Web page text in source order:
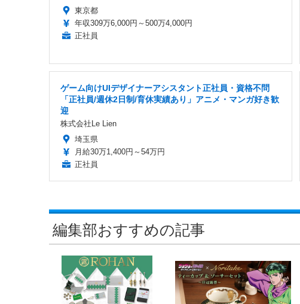
東京都
年収309万6,000円～500万4,000円
正社員
ゲーム向けUIデザイナーアシスタント正社員・資格不問
「正社員/週休2日制/育休実績あり」アニメ・マンガ好き歓
迎
株式会社Le Lien
埼玉県
月給30万1,400円～54万円
正社員
編集部おすすめの記事